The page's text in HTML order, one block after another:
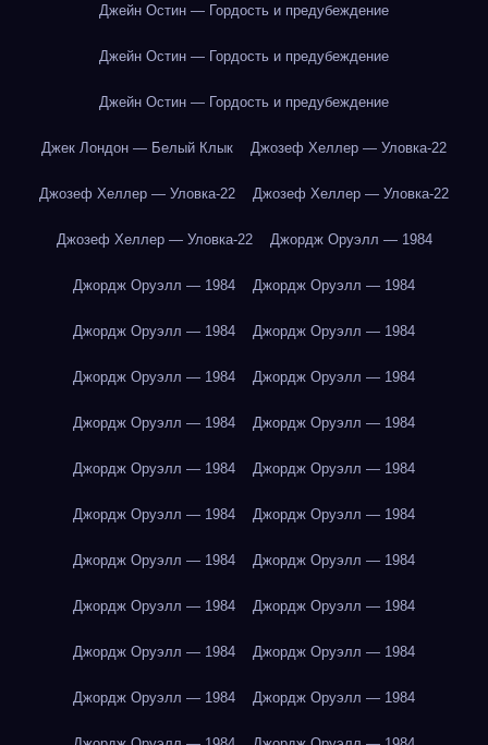
Джейн Остин — Гордость и предубеждение
Джейн Остин — Гордость и предубеждение
Джейн Остин — Гордость и предубеждение
Джек Лондон — Белый Клык Джозеф Хеллер — Уловка-22
Джозеф Хеллер — Уловка-22 Джозеф Хеллер — Уловка-22
Джозеф Хеллер — Уловка-22 Джордж Оруэлл — 1984
Джордж Оруэлл — 1984 Джордж Оруэлл — 1984
Джордж Оруэлл — 1984 Джордж Оруэлл — 1984
Джордж Оруэлл — 1984 Джордж Оруэлл — 1984
Джордж Оруэлл — 1984 Джордж Оруэлл — 1984
Джордж Оруэлл — 1984 Джордж Оруэлл — 1984
Джордж Оруэлл — 1984 Джордж Оруэлл — 1984
Джордж Оруэлл — 1984 Джордж Оруэлл — 1984
Джордж Оруэлл — 1984 Джордж Оруэлл — 1984
Джордж Оруэлл — 1984 Джордж Оруэлл — 1984
Джордж Оруэлл — 1984 Джордж Оруэлл — 1984